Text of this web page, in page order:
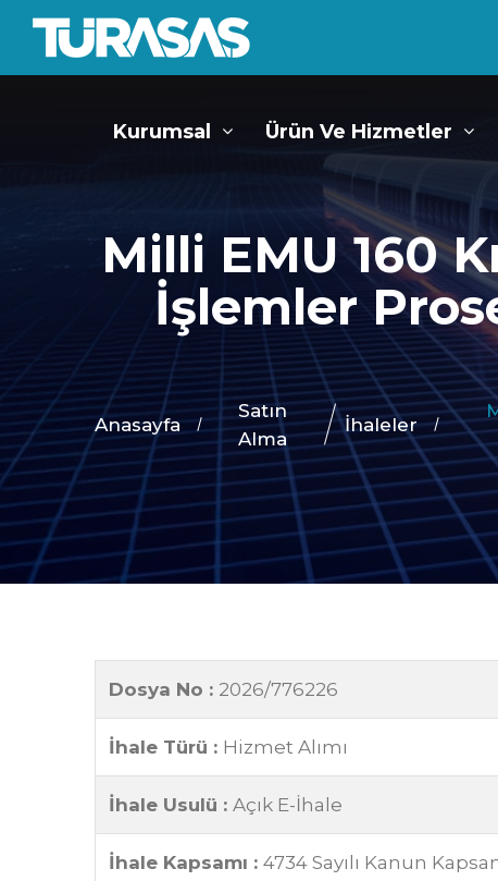
Kurumsal Ürün Ve Hizmetler
Milli EMU 160
İşlemler
Anasayfa
Satın
Alma
İhaleler
Dosya No : 2026/776226
İhale Türü : Hizmet Alımı
İhale Usulü : Açık E-İhale
İhale Kapsamı : 4734 Sayılı Kanun